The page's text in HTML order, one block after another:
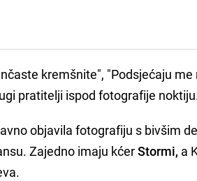
kremšnite", "Podsjećaju
pratitelji ispod fotografije
objavila fotografiju s bivšim
Zajedno imaju kćerStormi, a